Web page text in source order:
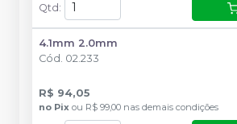
Qtd :
4.1mm 2.0mm
Cód. 02.233
R$ 94,05
no Pix ou R$ 99,00 nas demais condições